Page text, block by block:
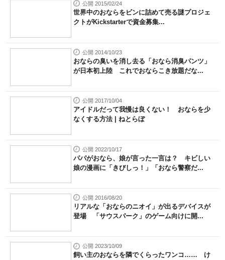
公開 2015/02/24
世界中のおならをビンに詰めて売る謎プロジェ
クトがKickstarterで資金募集...
公開 2014/10/23
おならの臭いを消し去る「おなら消臭パンツ」
が日本初上陸 これでおならこき放題だな...
公開 2017/10/04
アイドルだって我慢は良くない！ おならを少
なくする方法 | ねとらぼ
公開 2022/10/17
パパがおなら、娘が言った一言は？ キビしい
娘の漫画に「きびしっ！」「おなら警察だ...
公開 2016/08/20
リアルな「おならのニオイ」が出るデバイスが
登場 「サウスパーク」のゲーム向けに開...
公開 2023/10/09
飼い主のおならを隣でくらったワンコ…… け